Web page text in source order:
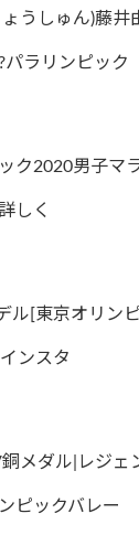
うしゅん)藤井
パラリンピック
ク2020男子マ
しく
ル[東京オリン
ンスタ
メダル|レジェ
ピックバレー